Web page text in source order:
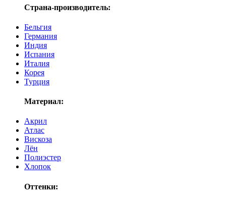
Страна-производитель:
Бельгия
Германия
Индия
Испания
Италия
Корея
Турция
Материал:
Акрил
Атлас
Вискоза
Лён
Полиэстер
Хлопок
Оттенки: